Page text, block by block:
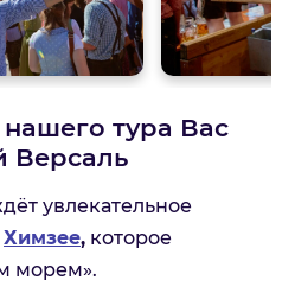
тура Вас
Версаль
увлекательное
Химзее, которое
морем».